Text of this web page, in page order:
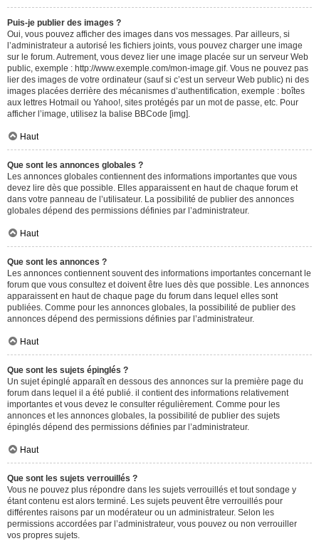
Puis-je publier des images ?
Oui, vous pouvez afficher des images dans vos messages. Par ailleurs, si
l’administrateur a autorisé les fichiers joints, vous pouvez charger une image
sur le forum. Autrement, vous devez lier une image placée sur un serveur Web
public, exemple : http://www.exemple.com/mon-image.gif. Vous ne pouvez pas
lier des images de votre ordinateur (sauf si c’est un serveur Web public) ni des
images placées derrière des mécanismes d’authentification, exemple : boîtes
aux lettres Hotmail ou Yahoo!, sites protégés par un mot de passe, etc. Pour
afficher l’image, utilisez la balise BBCode [img].
Haut
Que sont les annonces globales ?
Les annonces globales contiennent des informations importantes que vous
devez lire dès que possible. Elles apparaissent en haut de chaque forum et
dans votre panneau de l’utilisateur. La possibilité de publier des annonces
globales dépend des permissions définies par l’administrateur.
Haut
Que sont les annonces ?
Les annonces contiennent souvent des informations importantes concernant le
forum que vous consultez et doivent être lues dès que possible. Les annonces
apparaissent en haut de chaque page du forum dans lequel elles sont
publiées. Comme pour les annonces globales, la possibilité de publier des
annonces dépend des permissions définies par l’administrateur.
Haut
Que sont les sujets épinglés ?
Un sujet épinglé apparaît en dessous des annonces sur la première page du
forum dans lequel il a été publié. il contient des informations relativement
importantes et vous devez le consulter régulièrement. Comme pour les
annonces et les annonces globales, la possibilité de publier des sujets
épinglés dépend des permissions définies par l’administrateur.
Haut
Que sont les sujets verrouillés ?
Vous ne pouvez plus répondre dans les sujets verrouillés et tout sondage y
étant contenu est alors terminé. Les sujets peuvent être verrouillés pour
différentes raisons par un modérateur ou un administrateur. Selon les
permissions accordées par l’administrateur, vous pouvez ou non verrouiller
vos propres sujets.